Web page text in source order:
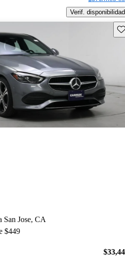
Verif. disponibilidad
San Jose, CA
$449